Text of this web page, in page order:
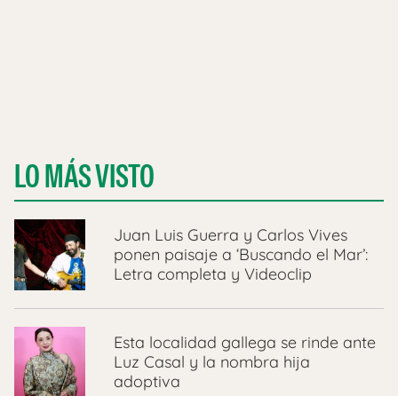
LO MÁS VISTO
Juan Luis Guerra y Carlos Vives
ponen paisaje a ‘Buscando el Mar’:
Letra completa y Videoclip
Esta localidad gallega se rinde ante
Luz Casal y la nombra hija
adoptiva